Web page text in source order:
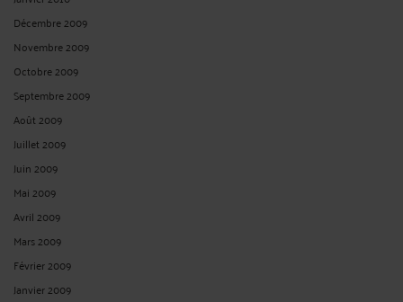
Décembre 2009
Novembre 2009
Octobre 2009
Septembre 2009
Août 2009
Juillet 2009
Juin 2009
Mai 2009
Avril 2009
Mars 2009
Février 2009
Janvier 2009